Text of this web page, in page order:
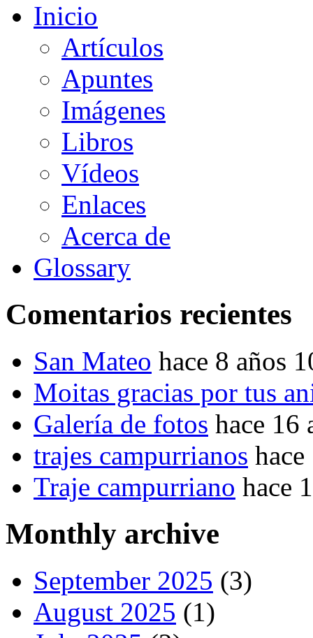
Inicio
Artículos
Apuntes
Imágenes
Libros
Vídeos
Enlaces
Acerca de
Glossary
Comentarios recientes
San Mateo hace 8 años
Moitas gracias por tus
Galería de fotos hace 16
trajes campurrianos
Traje campurriano hace
Monthly archive
September 2025 (3)
August 2025 (1)